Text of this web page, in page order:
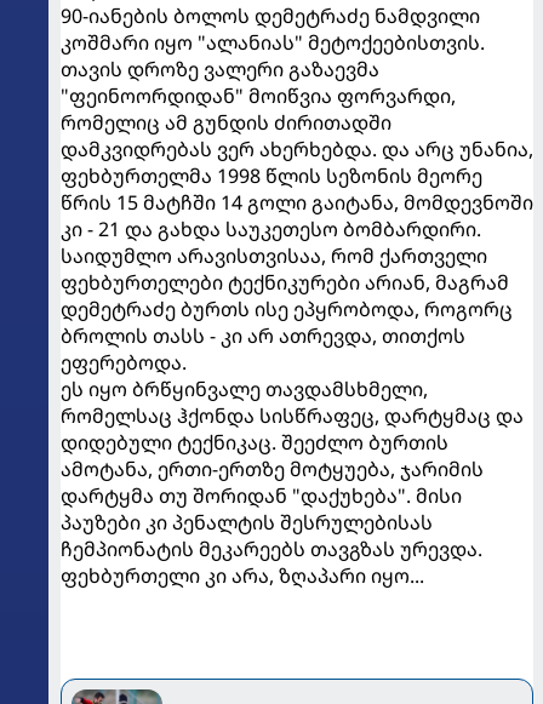
90-იანების ბოლოს დემეტრაძე ნამდვილი
კოშმარი იყო "ალანიას" მეტოქეებისთვის.
თავის დროზე ვალერი გაზაევმა
"ფეინოორდიდან" მოიწვია ფორვარდი,
რომელიც ამ გუნდის ძირითადში
დამკვიდრებას ვერ ახერხებდა. და არც უნანია,
ფეხბურთელმა 1998 წლის სეზონის მეორე
წრის 15 მატჩში 14 გოლი გაიტანა, მომდევნოში
კი - 21 და გახდა საუკეთესო ბომბარდირი.
საიდუმლო არავისთვისაა, რომ ქართველი
ფეხბურთელები ტექნიკურები არიან, მაგრამ
დემეტრაძე ბურთს ისე ეპყრობოდა, როგორც
ბროლის თასს - კი არ ათრევდა, თითქოს
ეფერებოდა.
ეს იყო ბრწყინვალე თავდამსხმელი,
რომელსაც ჰქონდა სისწრაფეც, დარტყმაც და
დიდებული ტექნიკაც. შეეძლო ბურთის
ამოტანა, ერთი-ერთზე მოტყუება, ჯარიმის
დარტყმა თუ შორიდან "დაქუხება". მისი
პაუზები კი პენალტის შესრულებისას
ჩემპიონატის მეკარეებს თავგზას ურევდა.
ფეხბურთელი კი არა, ზღაპარი იყო...